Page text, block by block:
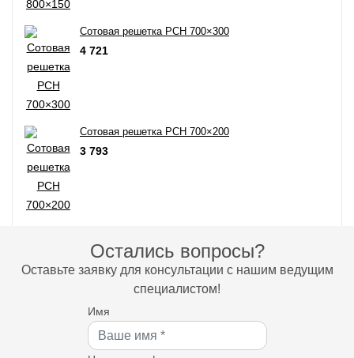
Сотовая решетка РСН 700×300
4 721
Сотовая решетка РСН 700×200
3 793
Остались вопросы?
Оставьте заявку для консультации с нашим ведущим
специалистом!
Имя